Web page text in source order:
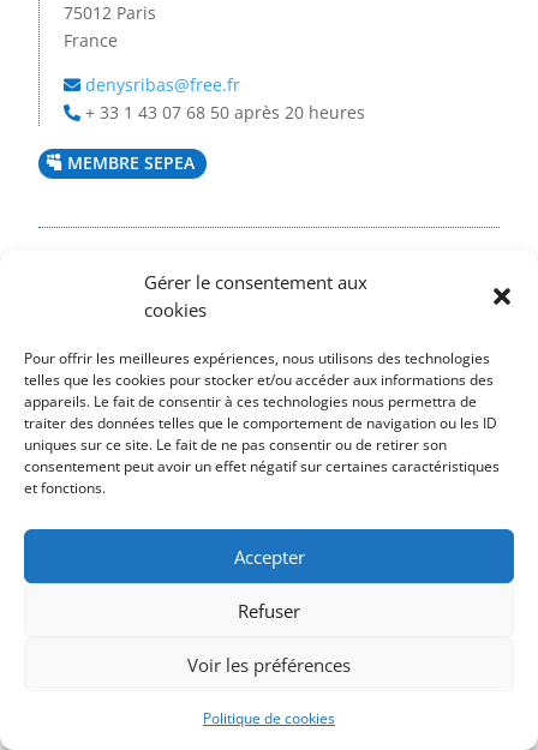
Gérer le consentement aux
cookies
Pour offrir les meilleures expériences, nous utilisons des technologies
telles que les cookies pour stocker et/ou accéder aux informations des
appareils. Le fait de consentir à ces technologies nous permettra de
traiter des données telles que le comportement de navigation ou les ID
uniques sur ce site. Le fait de ne pas consentir ou de retirer son
consentement peut avoir un effet négatif sur certaines caractéristiques
et fonctions.
Accepter
Refuser
Voir les préférences
Politique de cookies
75012 Paris
France
denysribas@free.fr
+ 33 1 43 07 68 50 après 20 heures
MEMBRE SEPEA
Date dernière mise à jour : 09 Mai 2023
Copyright © Sepea – 2012-2022 – 92, bis boulevard du Montparnasse 75014 Paris – Tél. + 33
(0)6 02 18 80 39 –Contact–Mentions légales
Organisme de formation n° 11752268175 –Identifiant DATADOCK 0043976
402703284 –